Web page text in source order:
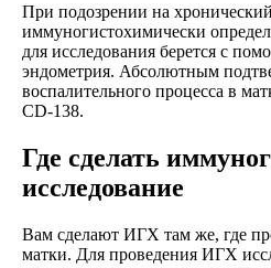
При подозрении на
иммуногистохимически
для исследования берется с
эндометрия. Абсолютным
воспалительного процесса в
CD-138.
Где сделать
исследование
Вам сделают ИГХ там же, где
матки. Для проведения ИГХ